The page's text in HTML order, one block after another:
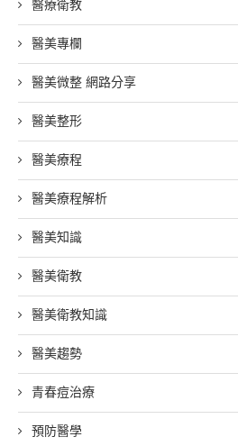
醫療衛教
醫美專欄
醫美微整 網路分享
醫美整形
醫美療程
醫美療程解析
醫美知識
醫美衛教
醫美衛教知識
醫美趨勢
青春痘治療
預防醫學